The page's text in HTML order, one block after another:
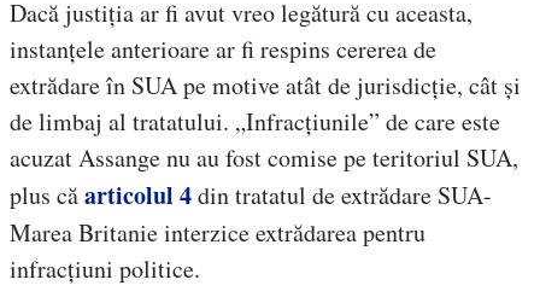
Dacă justiția ar fi avut vreo legătură cu aceasta,
instanțele anterioare ar fi respins cererea de
extrădare în SUA pe motive atât de jurisdicție, cât și
de limbaj al tratatului. „Infracțiunile” de care este
acuzat Assange nu au fost comise pe teritoriul SUA,
plus căarticolul 4din tratatul de extrădare SUA-
Marea Britanie interzice extrădarea pentru
infracțiuni politice.